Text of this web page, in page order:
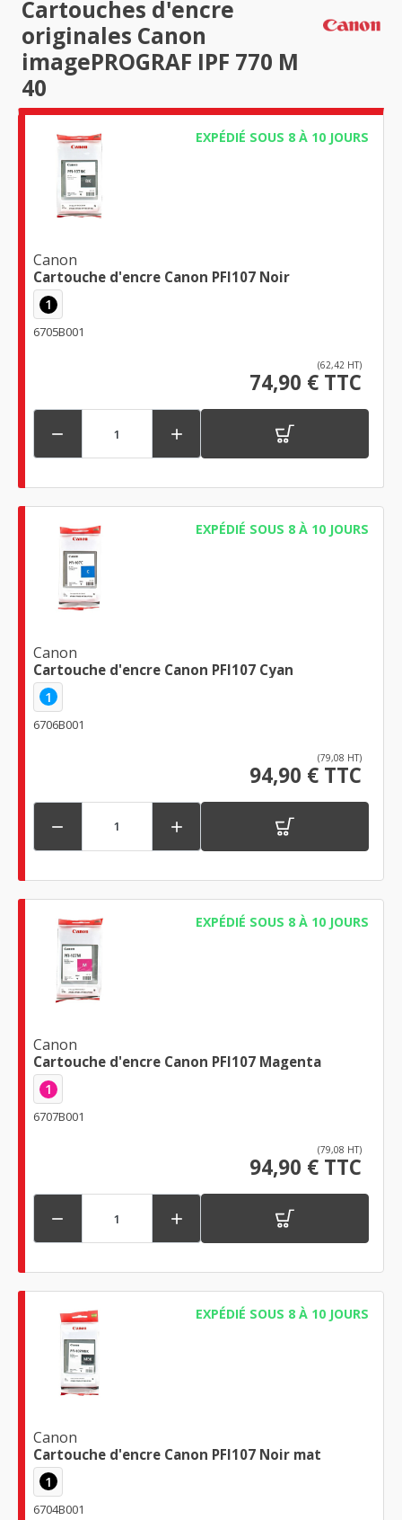
Cartouches d'encre
originales Canon
imagePROGRAF IPF 770 M
40
EXPÉDIÉ SOUS 8 À 10 JOURS
Canon
Cartouche d'encre Canon PFI107 Noir
1
6705B001
(62,42 HT)
74,90 € TTC
 
EXPÉDIÉ SOUS 8 À 10 JOURS
Canon
Cartouche d'encre Canon PFI107 Cyan
1
6706B001
(79,08 HT)
94,90 € TTC
 
EXPÉDIÉ SOUS 8 À 10 JOURS
Canon
Cartouche d'encre Canon PFI107 Magenta
1
6707B001
(79,08 HT)
94,90 € TTC
 
EXPÉDIÉ SOUS 8 À 10 JOURS
Canon
Cartouche d'encre Canon PFI107 Noir mat
1
6704B001